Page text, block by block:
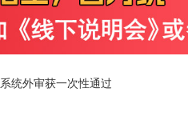
统外审获一次性通过